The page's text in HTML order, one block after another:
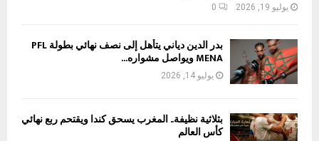
يوليو 19, 2026 0
بدر الدين دياني يتأهل إلى نصف نهائي بطولة PFL
MENA ويواصل مشواره...
يوليو 14, 2026
بثلاثية نظيفة.. المغرب يسحق كندا ويقتحم ربع نهائي
كأس العالم